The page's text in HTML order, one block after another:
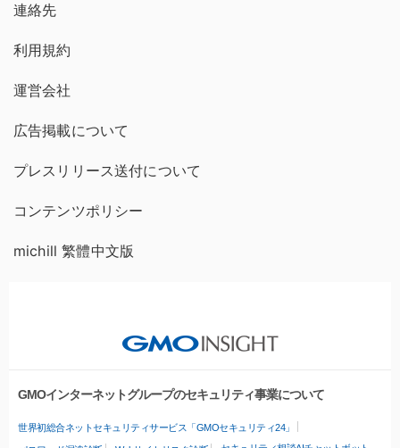
連絡先
利用規約
運営会社
広告掲載について
プレスリリース送付について
コンテンツポリシー
michill 繁體中文版
GMOインターネットグループのセキュリティ事業について
世界初総合ネットセキュリティサービス「GMOセキュリティ24」